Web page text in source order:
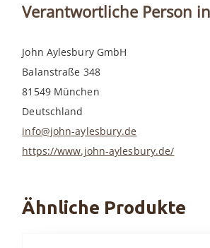
Verantwortliche Person
John Aylesbury GmbH
Balanstraße 348
81549 München
Deutschland
info@john-aylesbury.de
https://www.john-aylesbury.de/
Ähnliche Produkte